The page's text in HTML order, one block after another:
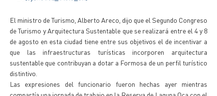
El ministro de Turismo, Alberto Areco, dijo que el Segundo Congreso
de Turismo y Arquitectura Sustentable que se realizará entre el 4 y 8
de agosto en esta ciudad tiene entre sus objetivos el de incentivar a
que las infraestructuras turísticas incorporen arquitectura
sustentable que contribuyan a dotar a Formosa de un perfil turístico
distintivo.
Las expresiones del funcionario fueron hechas ayer mientras